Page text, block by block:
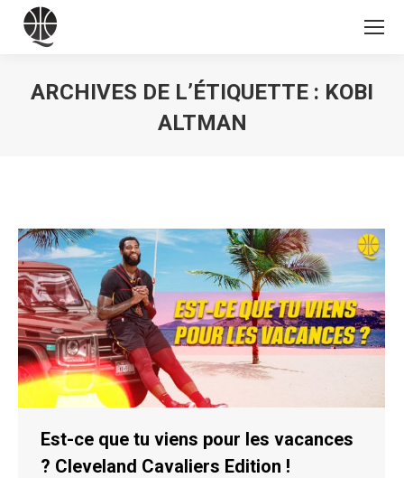
ARCHIVES DE L’ÉTIQUETTE : KOBI
ALTMAN
Est-ce que tu viens pour les vacances
? Cleveland Cavaliers Edition !